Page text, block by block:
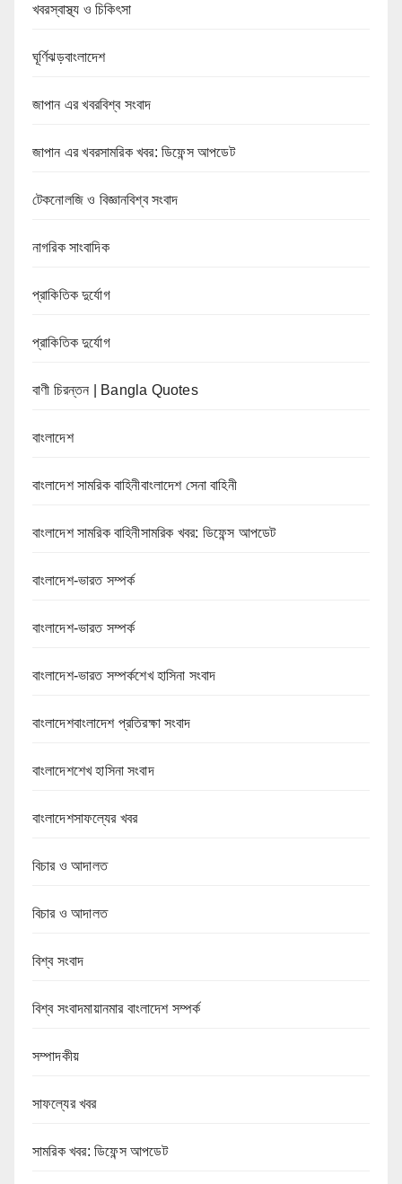
খবরস্বাস্থ্য ও চিকিৎসা
ঘূর্ণিঝড়বাংলাদেশ
জাপান এর খবরবিশ্ব সংবাদ
জাপান এর খবরসামরিক খবর: ডিফেন্স আপডেট
টেকনোলজি ও বিজ্ঞানবিশ্ব সংবাদ
নাগরিক সাংবাদিক
প্রাকিতিক দুর্যোগ
প্রাকিতিক দুর্যোগ
বাণী চিরন্তন | Bangla Quotes
বাংলাদেশ
বাংলাদেশ সামরিক বাহিনীবাংলাদেশ সেনা বাহিনী
বাংলাদেশ সামরিক বাহিনীসামরিক খবর: ডিফেন্স আপডেট
বাংলাদেশ-ভারত সম্পর্ক
বাংলাদেশ-ভারত সম্পর্ক
বাংলাদেশ-ভারত সম্পর্কশেখ হাসিনা সংবাদ
বাংলাদেশবাংলাদেশ প্রতিরক্ষা সংবাদ
বাংলাদেশশেখ হাসিনা সংবাদ
বাংলাদেশসাফল্যের খবর
বিচার ও আদালত
বিচার ও আদালত
বিশ্ব সংবাদ
বিশ্ব সংবাদমায়ানমার বাংলাদেশ সম্পর্ক
সম্পাদকীয়
সাফল্যের খবর
সামরিক খবর: ডিফেন্স আপডেট